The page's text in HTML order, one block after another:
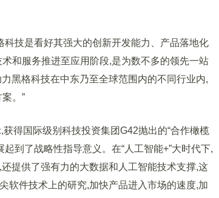
技是看好其强大的创新开发能力、产品落地化
和服务推进至应用阶段,是为数不多的领先一站
黑格科技在中东乃至全球范围内的不同行业内,
。”
国际级别科技投资集团G42抛出的“合作橄榄
到了战略性指导意义。在“人工智能+”大时代下,
提供了强有力的大数据和人工智能技术支撑,这
软件技术上的研究,加快产品进入市场的速度,加